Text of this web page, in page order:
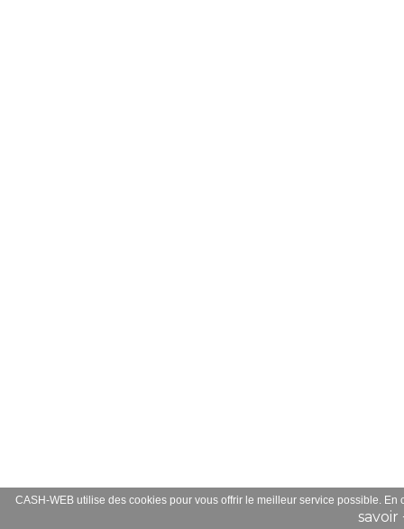
CASH-WEB utilise des cookies pour vous offrir le meilleur service possible.
savoir